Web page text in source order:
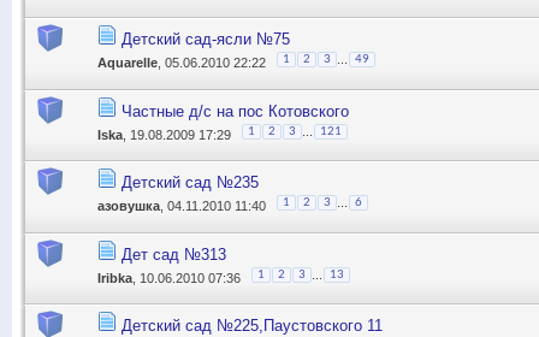
Детский сад-ясли №75
Aquarelle , 05.06.2010 22:22 1 2 3 49
Частные д/с на пос Котовского
Iska , 19.08.2009 17:29 1 2 3 121
Детский сад №235
азовушка , 04.11.2010 11:40 1 2 3 6
Дет сад №313
Iribka , 10.06.2010 07:36 1 2 3 13
Детский сад №225,Паустовского 11